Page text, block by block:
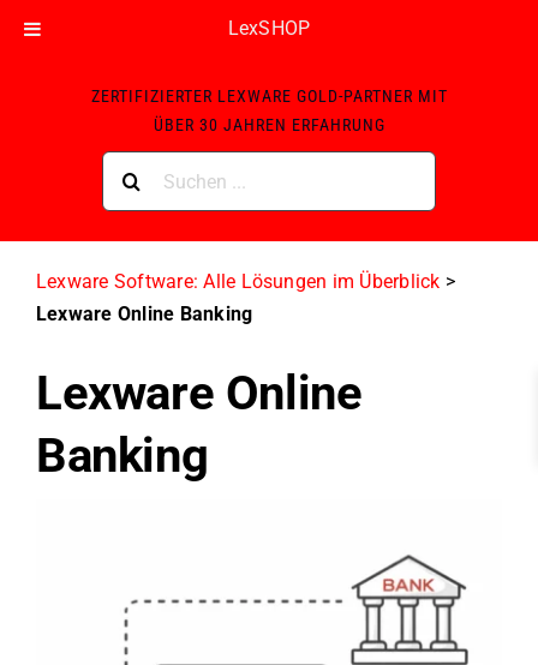
LexSHOP
ZERTIFIZIERTER LEXWARE GOLD-PARTNER MIT
ÜBER 30 JAHREN ERFAHRUNG
nach:
Lexware Software: Alle Lösungen im Überblick >
Lexware Online Banking
Lexware Online
Banking